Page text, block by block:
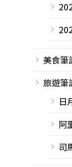
美食筆
旅遊筆
日
阿
司